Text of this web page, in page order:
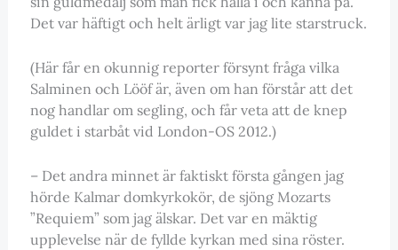
Det var häftigt och helt ärligt var jag lite starstruck.
(Här får en okunnig reporter försynt fråga vilka
Salminen och Lööf är, även om han förstår att det
nog handlar om segling, och får veta att de knep
guldet i starbåt vid London-OS 2012.)
– Det andra minnet är faktiskt första gången jag
hörde Kalmar domkyrkokör, de sjöng Mozarts
”Requiem” som jag älskar. Det var en mäktig
upplevelse när de fyllde kyrkan med sina röster.